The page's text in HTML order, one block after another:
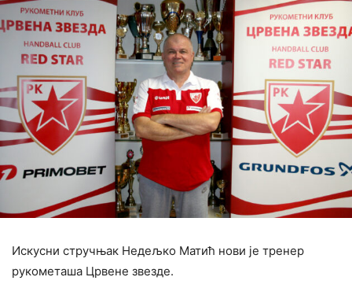
Искусни стручњак Недељко Матић нови је тренер
рукометаша Црвене звезде.